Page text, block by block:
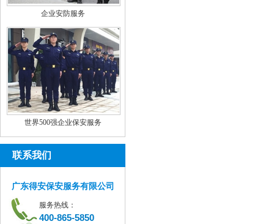
企业安防服务
世界500强企业保安服务
联系我们
广东得安保安服务有限公司
服务热线：
400-865-5850